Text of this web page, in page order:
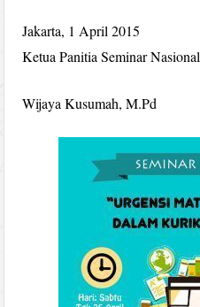
Jakarta, 1 April 2015
Ketua Panitia Seminar Nasional
Wijaya Kusumah, M.Pd